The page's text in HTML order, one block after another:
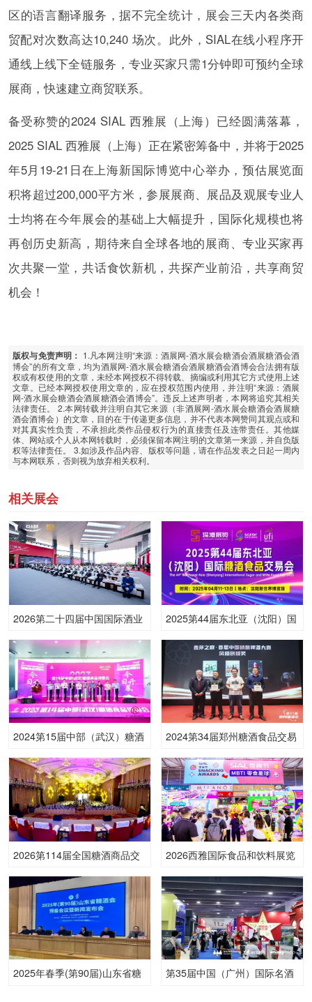
区的语言翻译服务，据不完全统计，展会三天内各类商
贸配对次数高达10,240 场次。此外，SIAL在线小程序开
通线上线下全链服务，专业买家只需1分钟即可预约全球
展商，快速建立商贸联系。
备受称赞的2024 SIAL 西雅展（上海）已经圆满落幕，
2025 SIAL 西雅展（上海）正在紧密筹备中，并将于2025
年5月19-21日在上海新国际博览中心举办，预估展览面
积将超过200,000平方米，参展展商、展品及观展专业人
士均将在今年展会的基础上大幅提升，国际化规模也将
再创历史新高，期待来自全球各地的展商、专业买家再
次共聚一堂，共话食饮新机，共探产业前沿，共享商贸
机会！
版权与免责声明： 1.凡本网注明“来源：酒展网-酒水展会糖酒会酒展糖酒会酒
博会”的所有文章，均为酒展网-酒水展会糖酒会酒展糖酒会酒博会合法拥有版
权或有权使用的文章，未经本网授权不得转载、摘编或利用其它方式使用上述
文章。已经本网授权使用文章的，应在授权范围内使用，并注明“来源：酒展
网-酒水展会糖酒会酒展糖酒会酒博会”。违反上述声明者，本网将追究其相关
法律责任。 2.本网转载并注明自其它来源（非酒展网-酒水展会糖酒会酒展糖
酒会酒博会）的文章，目的在于传递更多信息，并不代表本网赞同其观点或和
对其真实性负责，不承担此类作品侵权行为的直接责任及连带责任。其他媒
体、网站或个人从本网转载时，必须保留本网注明的文章第一来源，并自负版
权等法律责任。 3.如涉及作品内容、版权等问题，请在作品发表之日起一周内
与本网联系，否则视为放弃相关权利。
相关展会
2026第二十四届中国国际酒业
2025第44届东北亚（沈阳）国
2024第15届中部（武汉）糖酒
食品博览会
2024第34届郑州糖酒食品交易
会
2026第114届全国糖酒商品交
2026西雅国际食品和饮料展览
2025年春季(第90届)山东省糖
第35届中国（广州）国际名酒